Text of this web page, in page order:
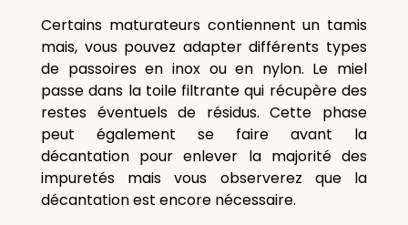
Certains maturateurs contiennent un tamis
mais, vous pouvez adapter différents types
de passoires en inox ou en nylon. Le miel
passe dans la toile filtrante qui récupère des
restes éventuels de résidus. Cette phase
peut également se faire avant la
décantation pour enlever la majorité des
impuretés mais vous observerez que la
décantation est encore nécessaire.